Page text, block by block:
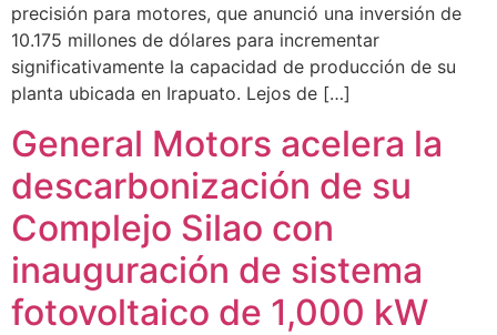
precisión para motores, que anunció una inversión de
10.175 millones de dólares para incrementar
significativamente la capacidad de producción de su
planta ubicada en Irapuato. Lejos de […]
General Motors acelera la
descarbonización de su
Complejo Silao con
inauguración de sistema
fotovoltaico de 1,000 kW